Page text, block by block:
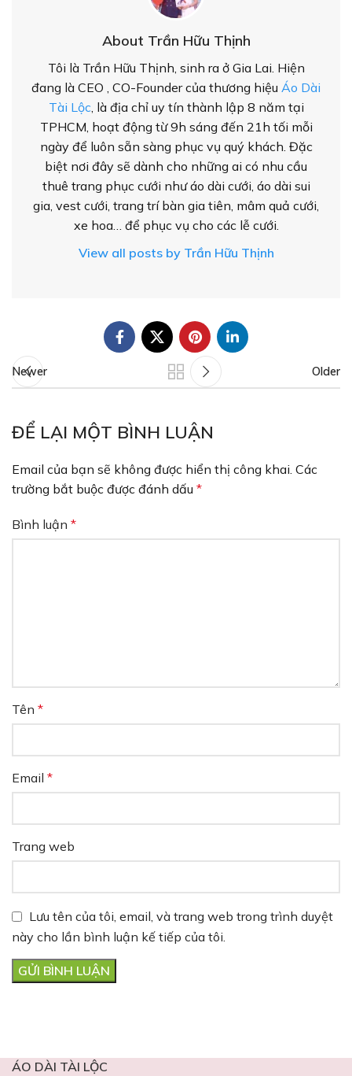
About Trần Hữu Thịnh
Tôi là Trần Hữu Thịnh, sinh ra ở Gia Lai. Hiện
đang là CEO , CO-Founder của thương hiệu Áo Dài
Tài Lộc, là địa chỉ uy tín thành lập 8 năm tại
TPHCM, hoạt động từ 9h sáng đến 21h tối mỗi
ngày để luôn sẵn sàng phục vụ quý khách. Đặc
biệt nơi đây sẽ dành cho những ai có nhu cầu
thuê trang phục cưới như áo dài cưới, áo dài sui
gia, vest cưới, trang trí bàn gia tiên, mâm quả cưới,
xe hoa… để phục vụ cho các lễ cưới.
View all posts by Trần Hữu Thịnh
Newer Older
ĐỂ LẠI MỘT BÌNH LUẬN
Email của bạn sẽ không được hiển thị công khai. Các
trường bắt buộc được đánh dấu *
Bình luận *
Tên *
Email *
Trang web
Lưu tên của tôi, email, và trang web trong trình duyệt
này cho lần bình luận kế tiếp của tôi.
ÁO DÀI TÀI LỘC